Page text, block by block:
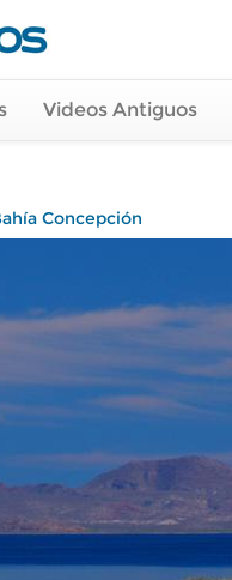
Videos Antiguos
Concepción